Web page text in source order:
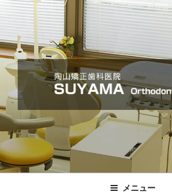
コ
ン
ン
ツ
ス
キ
ッ
プ
メニュー